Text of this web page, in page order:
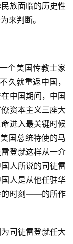
族面临的历史性
来判断。
个美国传教士家
久就重返中国，
中国期间，中国
资本主义三座大
进入最关键时候
国总统特使的马
登就这样从一介
人所说的司徒雷
人是从他任驻华
的时刻——的所作
司徒雷登就任大